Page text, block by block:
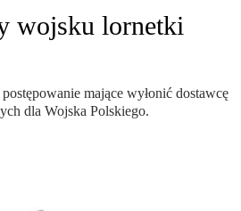
wojsku lornetki
mające wyłonić dostawcę
dla Wojska Polskiego.